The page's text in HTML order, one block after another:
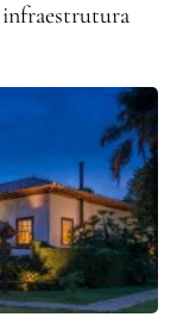
infraestrutura